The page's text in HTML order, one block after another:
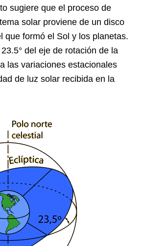
sugiere que el proceso de
solar proviene de un disco
que formó el Sol y los planetas.
del eje de rotación de la
las variaciones estacionales
de luz solar recibida en la